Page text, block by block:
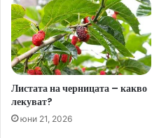
Листата на черницата – какво
лекуват?
юни 21, 2026